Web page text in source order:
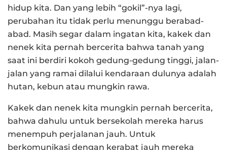
hidup kita. Dan yang lebih “gokil”-nya lagi,
perubahan itu tidak perlu menunggu berabad-
abad. Masih segar dalam ingatan kita, kakek dan
nenek kita pernah bercerita bahwa tanah yang
saat ini berdiri kokoh gedung-gedung tinggi, jalan-
jalan yang ramai dilalui kendaraan dulunya adalah
hutan, kebun atau mungkin rawa.
Kakek dan nenek kita mungkin pernah bercerita,
bahwa dahulu untuk bersekolah mereka harus
menempuh perjalanan jauh. Untuk
berkomunikasi dengan kerabat jauh mereka